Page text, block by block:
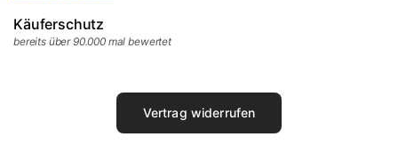
Käuferschutz
bereits über 90.000 mal bewertet
Vertrag widerrufen